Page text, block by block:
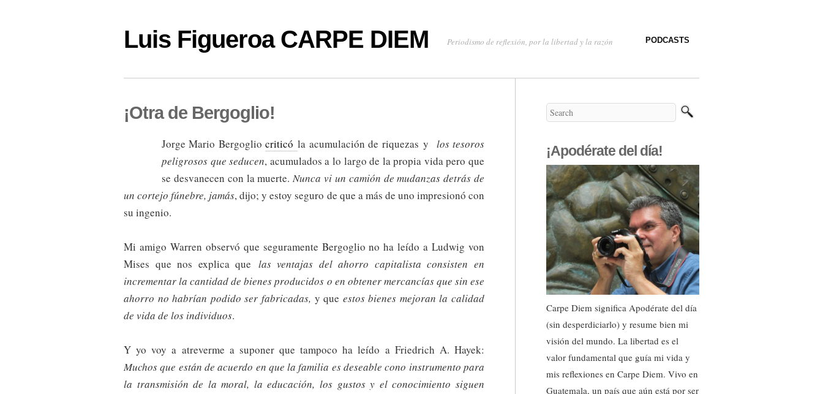
Luis Figueroa CARPE DIEM Periodismo de reflexión, por la libertad y la razón PODCASTS
¡Otra de Bergoglio!
Jorge Mario Bergogliocriticóla acumulación de riquezas y los tesoros
peligrosos que seducen, acumulados a lo largo de la propia vida pero que
se desvanecen con la muerte.Nunca vi un camión de mudanzas detrás de
un cortejo fúnebre, jamás, dijo; y estoy seguro de que a más de uno impresionó con
su ingenio.
Mi amigo Warren observó que seguramente Bergoglio no ha leído a Ludwig von
Mises que nos explica que las ventajas del ahorro capitalista consisten en
incrementar la cantidad de bienes producidos o en obtener mercancías que sin ese
ahorro no habrían podido ser fabricadas, y que estos bienes mejoran la calidad
de vida de los individuos.
Y yo voy a atreverme a suponer que tampoco ha leído a Friedrich A. Hayek:
Muchos que están de acuerdo en que la familia es deseable cono instrumento para
la transmisión de la moral, la educación, los gustos y el conocimiento siguen
¡Apodérate del día!
Carpe Diem significa Apodérate del día
(sin desperdiciarlo) y resume bien mi
visión del mundo. La libertad es el
valor fundamental que guía mi vida y
mis reflexiones en Carpe Diem. Vivo en
Guatemala, un país que aún está por ser